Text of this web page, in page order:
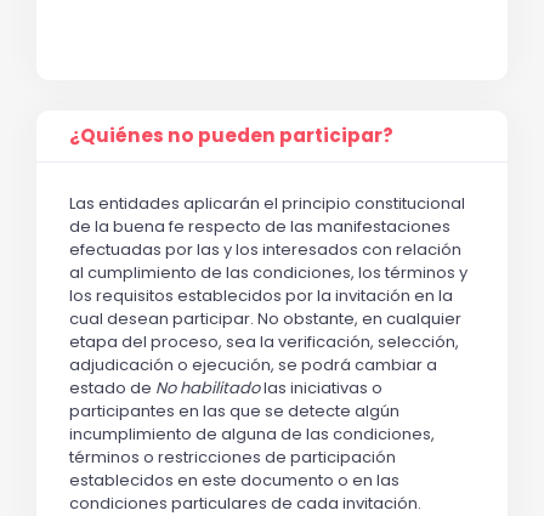
¿Quiénes no pueden participar?
Las entidades aplicarán el principio constitucional
de la buena fe respecto de las manifestaciones
efectuadas por las y los interesados con relación
al cumplimiento de las condiciones, los términos y
los requisitos establecidos por la invitación en la
cual desean participar. No obstante, en cualquier
etapa del proceso, sea la verificación, selección,
adjudicación o ejecución, se podrá cambiar a
estado de No habilitadolas iniciativas o
participantes en las que se detecte algún
incumplimiento de alguna de las condiciones,
términos o restricciones de participación
establecidos en este documento o en las
condiciones particulares de cada invitación.